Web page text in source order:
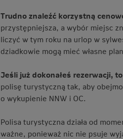
Trudno znaleźć korzystną
przystępniejsza, a wybór miejsc
liczyć w tym roku na urlop w
dziadkowie mogą mieć własne
Jeśli już dokonałeś rezerwacji,
polisę turystyczną tak, aby
o wykupienie NNW i OC.
Polisa turystyczna działa od
ważne, ponieważ nic nie psuje